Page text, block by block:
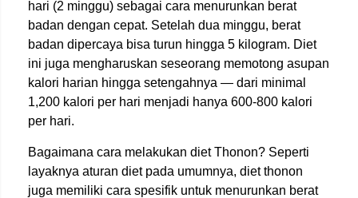
hari (2 minggu) sebagai cara menurunkan berat
badan dengan cepat. Setelah dua minggu, berat
badan dipercaya bisa turun hingga 5 kilogram. Diet
ini juga mengharuskan seseorang memotong asupan
kalori harian hingga setengahnya — dari minimal
1,200 kalori per hari menjadi hanya 600-800 kalori
per hari.
Bagaimana cara melakukan diet Thonon? Seperti
layaknya aturan diet pada umumnya, diet thonon
juga memiliki cara spesifik untuk menurunkan berat